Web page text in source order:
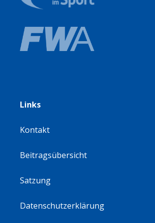
Links
Kontakt
Beitragsübersicht
Satzung
Datenschutzerklärung